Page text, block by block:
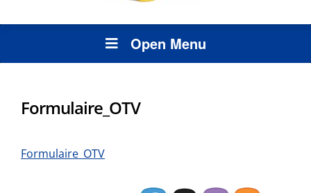
Open Menu
Formulaire_OTV
Formulaire_OTV